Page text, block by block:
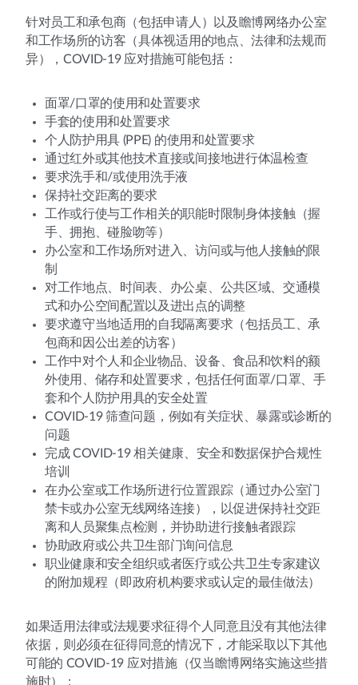
针对员工和承包商（包括申请人）以及瞻博网络办公室
和工作场所的访客（具体视适用的地点、法律和法规而
异），COVID-19 应对措施可能包括：
面罩/口罩的使用和处置要求
手套的使用和处置要求
个人防护用具 (PPE) 的使用和处置要求
通过红外或其他技术直接或间接地进行体温检查
要求洗手和/或使用洗手液
保持社交距离的要求
工作或行使与工作相关的职能时限制身体接触（握
手、拥抱、碰脸吻等）
办公室和工作场所对进入、访问或与他人接触的限
制
对工作地点、时间表、办公桌、公共区域、交通模
式和办公空间配置以及进出点的调整
要求遵守当地适用的自我隔离要求（包括员工、承
包商和因公出差的访客）
工作中对个人和企业物品、设备、食品和饮料的额
外使用、储存和处置要求，包括任何面罩/口罩、手
套和个人防护用具的安全处置
COVID-19 筛查问题，例如有关症状、暴露或诊断的
问题
完成 COVID-19 相关健康、安全和数据保护合规性
培训
在办公室或工作场所进行位置跟踪（通过办公室门
禁卡或办公室无线网络连接），以促进保持社交距
离和人员聚集点检测，并协助进行接触者跟踪
协助政府或公共卫生部门询问信息
职业健康和安全组织或者医疗或公共卫生专家建议
的附加规程（即政府机构要求或认定的最佳做法）
如果适用法律或法规要求征得个人同意且没有其他法律
依据，则必须在征得同意的情况下，才能采取以下其他
可能的 COVID-19 应对措施（仅当瞻博网络实施这些措
施时）：